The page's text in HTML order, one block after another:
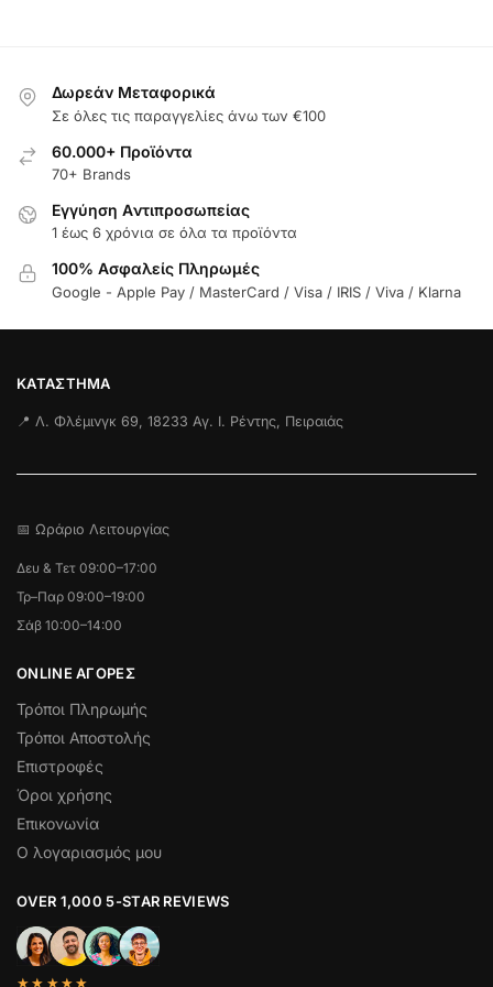
Δωρεάν Μεταφορικά
Σε όλες τις παραγγελίες άνω των €100
60.000+ Προϊόντα
70+ Brands
Εγγύηση Aντιπροσωπείας
1 έως 6 χρόνια σε όλα τα προϊόντα
100% Ασφαλείς Πληρωμές
Google - Apple Pay / MasterCard / Visa / IRIS / Viva / Klarna
ΚΑΤΆΣΤΗΜΑ
📍 Λ. Φλέμινγκ 69, 18233 Αγ. Ι. Ρέντης, Πειραιάς
📅 Ωράριο Λειτουργίας
Δευ & Τετ 09:00–17:00
Τρ–Παρ 09:00–19:00
Σάβ 10:00–14:00
ONLINE ΑΓΟΡΕΣ
Τρόποι Πληρωμής
Τρόποι Αποστολής
Επιστροφές
Όροι χρήσης
Επικονωνία
Ο λογαριασμός μου
OVER 1,000 5-STAR REVIEWS
★★★★★